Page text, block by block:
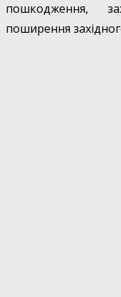
пошкодження,
поширення